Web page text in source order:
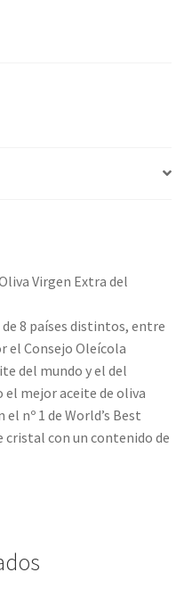
Virgen Extra del
8 países distintos, entre
el Consejo Oleícola
del mundo y el del
mejor aceite de oliva
nº 1 de World’s Best
cristal con un contenido de